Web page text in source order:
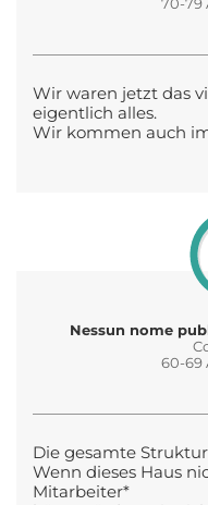
Wir waren jetzt das
eigentlich alles.
Wir kommen auch
Nessun nome
60-69
Die gesamte
Wenn dieses Haus
Mitarbeiter*